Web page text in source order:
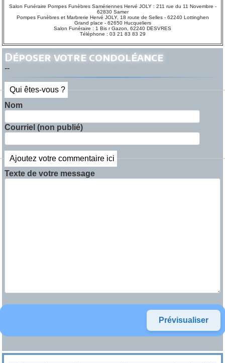
Salon Funéraire Pompes Funèbres Samériennes Hervé JOLY : 211 rue du 11 Novembre -
62830 Samer
Pompes Funèbres et Marbrerie Hervé JOLY, 18 route de Selles - 62240 Lottinghen
Grand place - 62650 Hucqueliers
Salon Funéraire : 1 Bis r Gazon, 62240 DESVRES
Téléphone : 03 21 83 83 29
Déposer votre condoléance
--
Qui êtes-vous ?
Nom
Courriel (non publié)
Ajoutez votre commentaire ici
Texte de votre message